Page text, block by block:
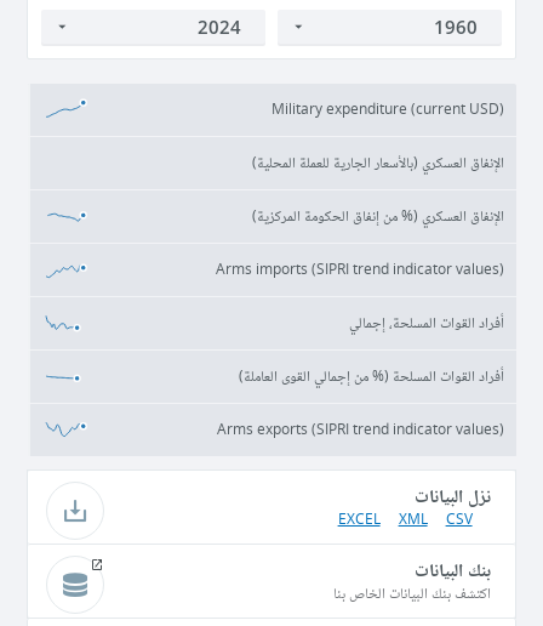
Military expenditure (current USD)
الإنفاق العسكري (بالأسعار الجارية للعملة المحلية)
الإنفاق العسكري (% من إنفاق الحكومة المركزية)
Arms imports (SIPRI trend indicator values)
أفراد القوات المسلحة، إجمالي
أفراد القوات المسلحة (% من إجمالي القوى العاملة)
Arms exports (SIPRI trend indicator values)
نزل البيانات
CSV
XML
EXCEL
بنك البيانات
اكتشف بنك البيانات الخاص بنا